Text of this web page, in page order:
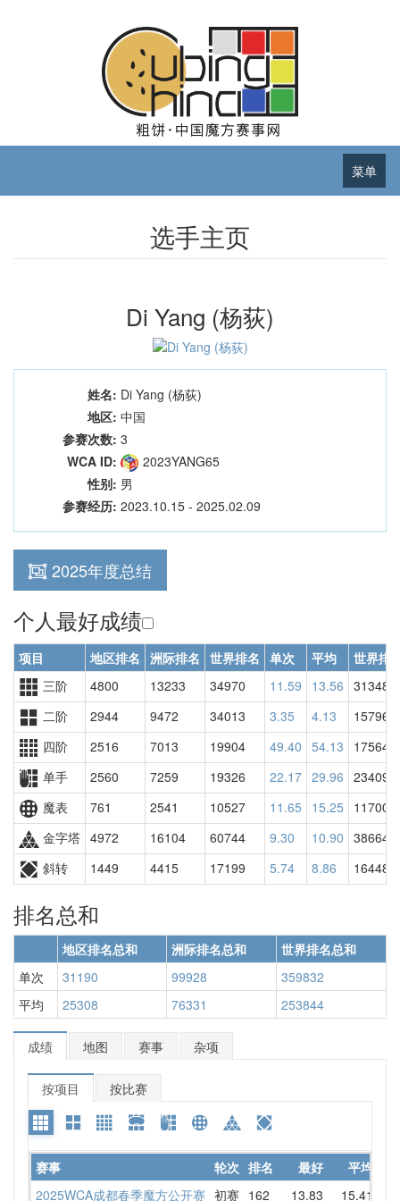
菜单
选手主页
Di Yang (杨荻)
姓名: Di Yang (杨荻)
地区: 中国
参赛次数: 3
WCA ID:
2023YANG65
性别: 男
参赛经历: 2023.10.15 - 2025.02.09
2025年度总结
个人最好成绩
项目 地区排名 洲际排名 世界排名 单次 平均
世界排
三阶
4800 13233 34970 11.59 13.56 31348
二阶
2944 9472 34013 3.35 4.13
15796
四阶
2516 7013 19904 49.40 54.13
17564
单手
2560 7259 19326 22.17 29.96 23409
魔表
761 2541 10527 11.65 15.25
11700
金字塔 4972 16104 60744 9.30 10.90 38664
斜转
1449 4415 17199 5.74 8.86 16448
排名总和
地区排名总和 洲际排名总和
世界排名总和
单次
31190 99928
359832
平均
25308 76331 253844
成绩 地图 赛事 杂项
按项目 按比赛
赛事 轮次 排名 最好 平均
2025WCA成都春季魔方公开赛 初赛 162 13.83 15.41